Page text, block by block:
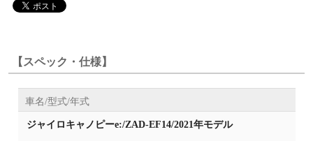
【スペック・仕様】
車名/型式/年式
ジャイロキャノピーe:/ZAD-EF14/2021年モデル